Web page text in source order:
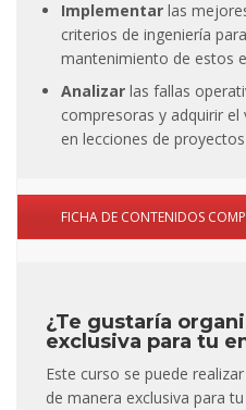
Implementar las
criterios de ingeniería
mantenimiento de estos
Analizar las fallas
compresoras y adquirir
en lecciones de
FICHA DE CONTENIDOS
¿Te gustaría
exclusiva para tu
Este curso se puede
de manera exclusiva para